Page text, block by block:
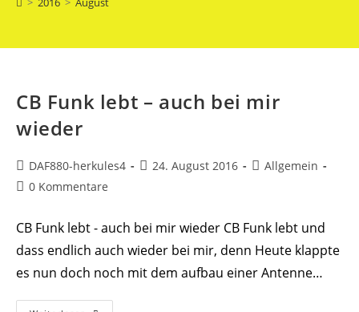
CB Funk lebt – auch bei mir
wieder
Beitrags-
Autor:
DAF880-herkules4
Beitrag
24. August 2016
Beitrags-
Allgemein
Beitrags-
0 Kommentare
CB Funk lebt - auch bei mir wieder CB Funk lebt und
dass endlich auch wieder bei mir, denn Heute klappte
es nun doch noch mit dem aufbau einer Antenne…